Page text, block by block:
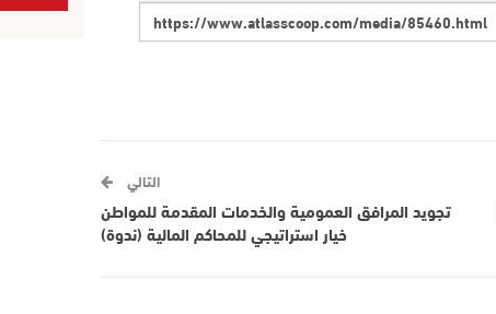
التالي
تجويد المرافق العمومية والخدمات المقدمة للمواطن
خيار استراتيجي للمحاكم المالية (ندوة)